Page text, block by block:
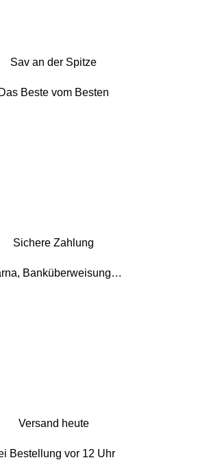
Sav an der Spitze
Das Beste vom Besten
Sichere Zahlung
Banküberweisung…
Versand heute
Bestellung vor 12 Uhr